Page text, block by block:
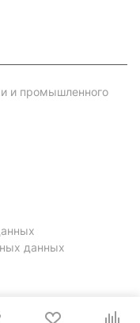
и промышленного
данных